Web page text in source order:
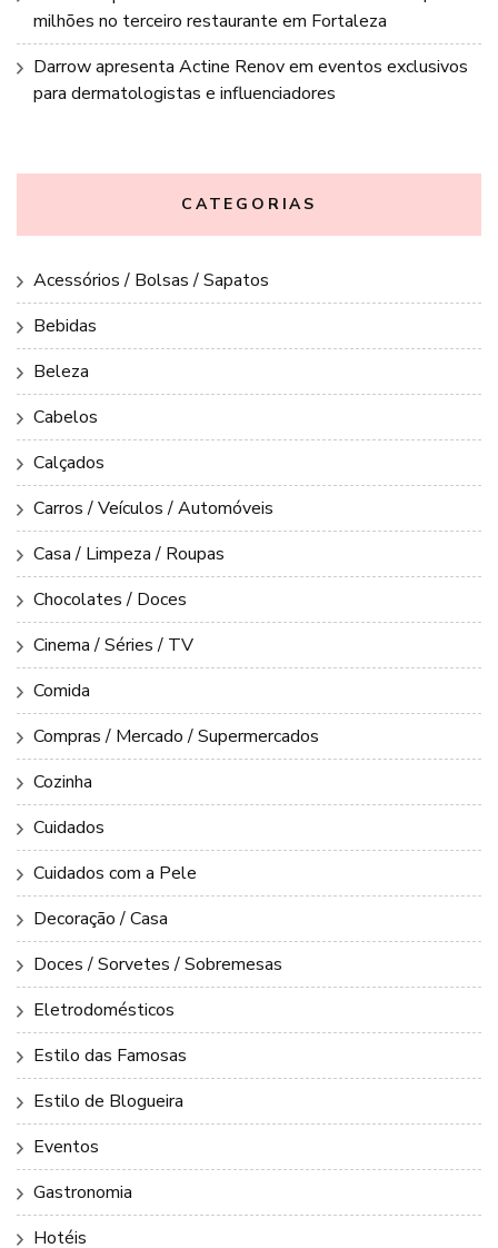
milhões no terceiro restaurante em Fortaleza
Darrow apresenta Actine Renov em eventos exclusivos
para dermatologistas e influenciadores
CATEGORIAS
Acessórios / Bolsas / Sapatos
Bebidas
Beleza
Cabelos
Calçados
Carros / Veículos / Automóveis
Casa / Limpeza / Roupas
Chocolates / Doces
Cinema / Séries / TV
Comida
Compras / Mercado / Supermercados
Cozinha
Cuidados
Cuidados com a Pele
Decoração / Casa
Doces / Sorvetes / Sobremesas
Eletrodomésticos
Estilo das Famosas
Estilo de Blogueira
Eventos
Gastronomia
Hotéis